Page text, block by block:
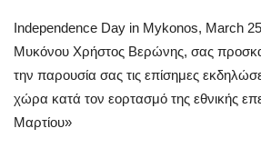
Mykonos Ticker TV
Sport
Sustainability
Independence Day in Mykonos, March
Μυκόνου Χρήστος Βερώνης, σας
την παρουσία σας τις επίσημες
χώρα κατά τον εορτασμό της εθνικής
Μαρτίου»